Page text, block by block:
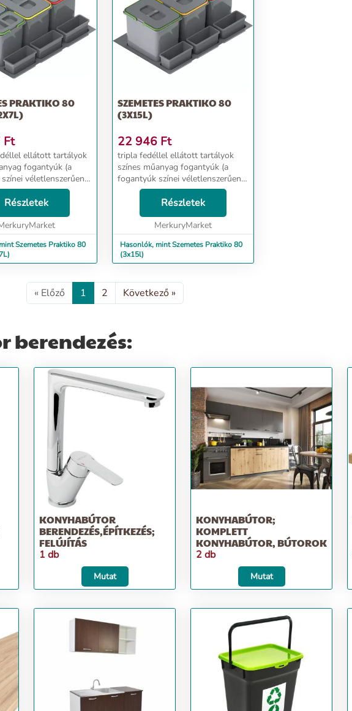
PRAKTIKO 80
Ft
fogantyúk (a
véletlenszerűen
nem
készletben) L-450
fiókokhoz az
Részletek
Szemetes Praktiko 80
SZEMETES PRAKTIKO 80
(3X15L)
22 946 Ft
tripla fedéllel ellátott tartályok
színes műanyag fogantyúk (a
fogantyúk színei véletlenszerűen
vannak kiválasztva, nem
ismétlődnek a készletben) L-450
és L-500 mélységű fiókokhoz az
élek egye...
Részletek
MerkuryMarket
Hasonlók, mint Szemetes Praktiko 80
(3x15l)
« Előző 1 2 Következő »
berendezés:
KONYHABÚTOR
BERENDEZÉS,ÉPÍTKEZÉS;
FELÚJÍTÁS
1 db
Mutat
KONYHABÚTOR;
KOMPLETT
KONYHABÚTOR, BÚTOROK
2 db
Mutat